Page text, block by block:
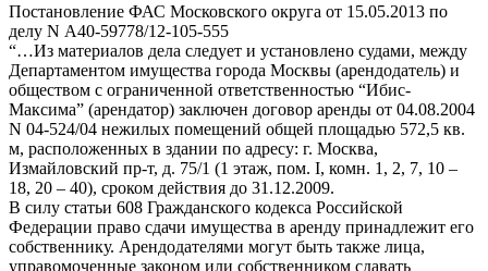
Постановление ФАС Московского округа от 15.05.2013 по
делу N А40-59778/12-105-555
“…Из материалов дела следует и установлено судами, между
Департаментом имущества города Москвы (арендодатель) и
обществом с ограниченной ответственностью “Ибис-
Максима” (арендатор) заключен договор аренды от 04.08.2004
N 04-524/04 нежилых помещений общей площадью 572,5 кв.
м, расположенных в здании по адресу: г. Москва,
Измайловский пр-т, д. 75/1 (1 этаж, пом. I, комн. 1, 2, 7, 10 –
18, 20 – 40), сроком действия до 31.12.2009.
В силу статьи 608 Гражданского кодекса Российской
Федерации право сдачи имущества в аренду принадлежит его
собственнику. Арендодателями могут быть также лица,
управомоченные законом или собственником сдавать